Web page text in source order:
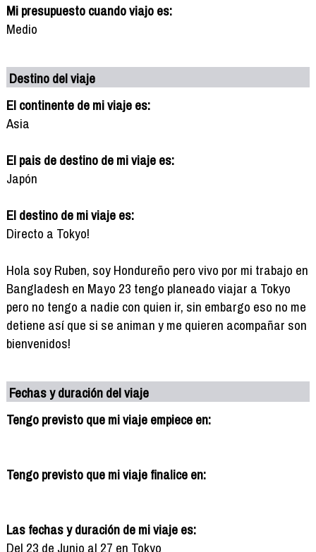
Mi presupuesto cuando viajo es:
Medio
Destino del viaje
El continente de mi viaje es:
Asia
El pais de destino de mi viaje es:
Japón
El destino de mi viaje es:
Directo a Tokyo!
Hola soy Ruben, soy Hondureño pero vivo por mi trabajo en
Bangladesh en Mayo 23 tengo planeado viajar a Tokyo
pero no tengo a nadie con quien ir, sin embargo eso no me
detiene así que si se animan y me quieren acompañar son
bienvenidos!
Fechas y duración del viaje
Tengo previsto que mi viaje empiece en:
Tengo previsto que mi viaje finalice en:
Las fechas y duración de mi viaje es:
Del 23 de Junio al 27 en Tokyo